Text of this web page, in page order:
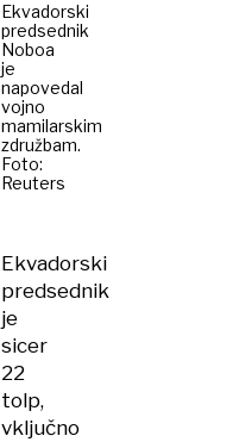
Ekvadorski
predsednik
Noboa
je
napovedal
vojno
mamilarskim
združbam.
Foto:
Reuters
Ekvadorski
predsednik
je
sicer
22
tolp,
vključno